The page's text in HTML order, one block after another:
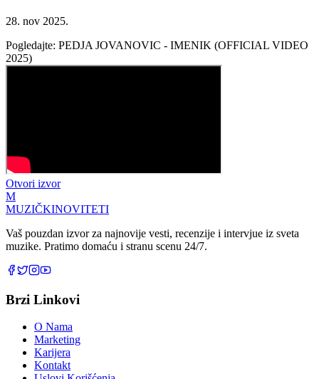
28. nov 2025.
Pogledajte: PEDJA JOVANOVIC - IMENIK (OFFICIAL VIDEO
2025)
Otvori izvor
M
MUZIČKINOVITETI
Vaš pouzdan izvor za najnovije vesti, recenzije i intervjue iz sveta
muzike. Pratimo domaću i stranu scenu 24/7.
Brzi Linkovi
O Nama
Marketing
Karijera
Kontakt